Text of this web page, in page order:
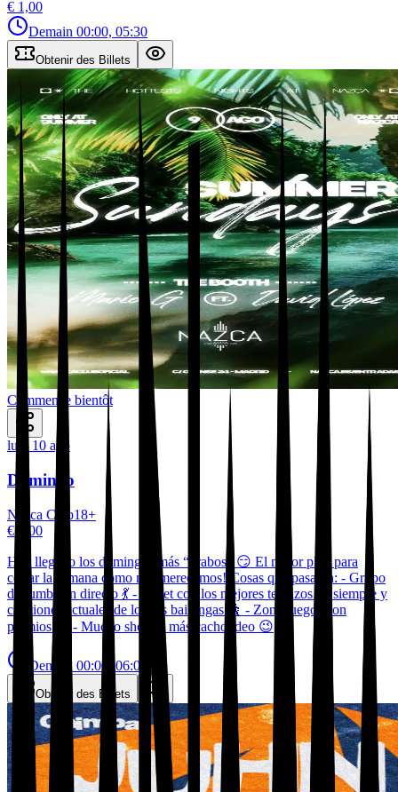
€ 1,00
Demain 00:00, 05:30
Obtenir des Billets
Commence bientôt
lun, 10 ago
Domingo
Nazca Club18+
€ 1,00
Han llegado los domingos más “vrabos” 😏 El mejor plan para
cerrar la semana como nos merecemos! Cosas que pasarán: - Grupo
de rumba en directo 💃 - Dj set con los mejores temazos de siempre y
canciones actuales de lo más bailongas 🕺 - Zona juegos con
premios 🎁 - Mucho show y más cachondeo 😉
Demain 00:00, 06:00
Obtenir des Billets